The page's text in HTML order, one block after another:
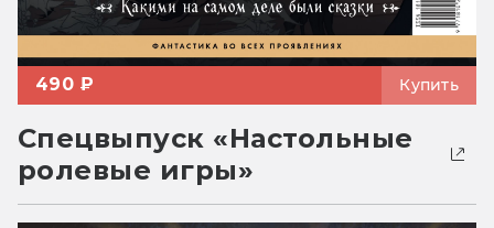
490 ₽ Купить
Спецвыпуск «Настольные
ролевые игры»